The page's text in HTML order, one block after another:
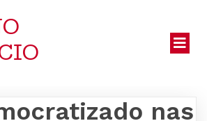
nas